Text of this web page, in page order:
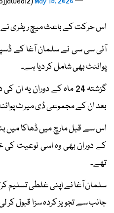
اس حرکت کے باعث میچ ریفری نے
آئی سی سی نے سلمان آغا کے
پوائنٹ بھی شامل کر دیا ہے۔
گزشتہ 24 ماہ کے دوران
بعد ان کے مجموعی ڈی میرٹ
اس سے قبل مارچ میں ڈھاکا
کے دوران بھی وہ اسی نوعیت
تھے۔
سلمان آغا نے اپنی غلطی تسلیم
جانب سے تجویز کردہ سزا قبول